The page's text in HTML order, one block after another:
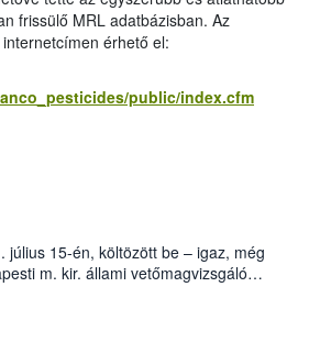
frissülő MRL adatbázisban. Az
érhető el:
public/index.cfm
július 15-én, költözött be – igaz, még
m. kir. állami vetőmagvizsgáló
15. szám alatti, Czigler Győző által